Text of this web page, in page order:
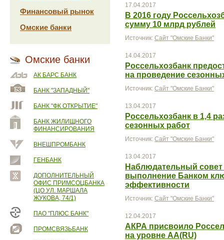
Финансовый рынок
Омские банки
Омские банки
АК БАРС БАНК
БАНК "ЗАПАДНЫЙ"
БАНК "ФК ОТКРЫТИЕ"
БАНК ЖИЛИЩНОГО
ФИНАНСИРОВАНИЯ
ВНЕШПРОМБАНК
ГЕНБАНК
ДОПОЛНИТЕЛЬНЫЙ
ОФИС ПРИМСОЦБАНКА
(ЦО УЛ. МАРШАЛА
ЖУКОВА, 74/1)
ПАО "ПЛЮС БАНК"
ПРОМСВЯЗЬБАНК
17.04.2017
В 2016 году
сумму 10 млрд рублей
Источник: Сайт "Омские Банки"
14.04.2017
Россельхозбанк
на проведение
Источник: Сайт "Омские Банки"
13.04.2017
Россельхозбанк в 1,4
сезонных работ
Источник: Сайт "Омские Банки"
13.04.2017
Наблюдательный
выполнение Банком
эффективности
Источник: Сайт "Омские Банки"
12.04.2017
АКРА присвоило
на уровне АА(RU)